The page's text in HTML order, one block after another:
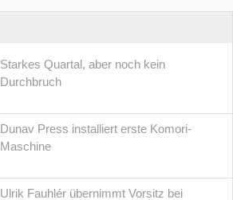
Starkes Quartal, aber noch kein
Durchbruch
Dunav Press installiert erste Komori-
Maschine
Ulrik Fauhlér übernimmt Vorsitz bei